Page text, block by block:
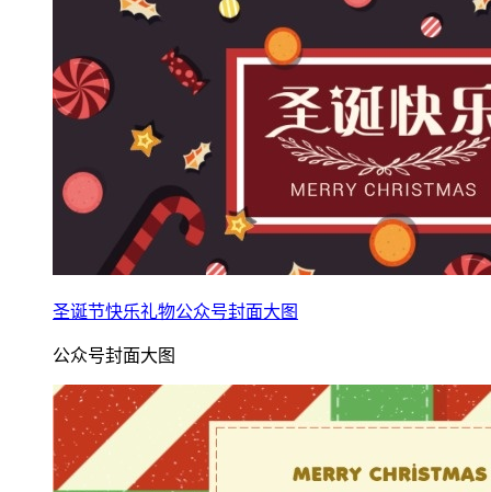
圣诞节快乐礼物公众号封面大图
公众号封面大图